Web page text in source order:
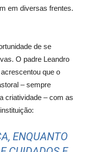
em diversas frentes.
de se
O padre Leandro
que o
– sempre
criatividade – com as
ENQUANTO